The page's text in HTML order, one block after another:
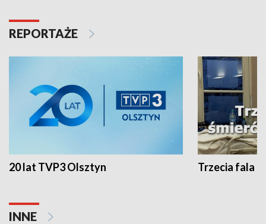
REPORTAŻE
20 lat TVP3 Olsztyn Trzecia fala -
INNE